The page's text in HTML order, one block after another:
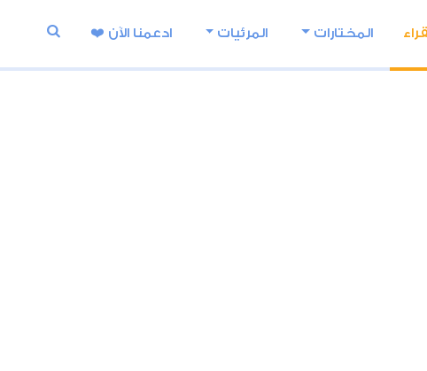
المختارات المرئيات ادعمنا اﻵن ❤️